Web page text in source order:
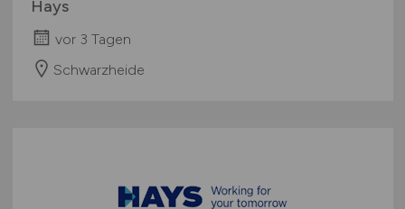
Hays
vor 3 Tagen
Schwarzheide